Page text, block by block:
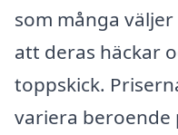
som många
att deras häckar
toppskick.
variera beroende